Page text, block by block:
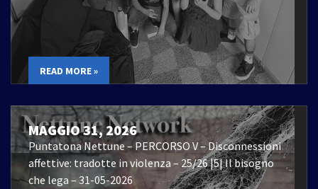
READ MORE »
MAGGIO 31, 2026
Puntatona Nettune – PERCORSO V – Disconnessioni
affettive: tradotte in violenza – 25/26 |5| Il bisogno
che lega – 31-05-2026